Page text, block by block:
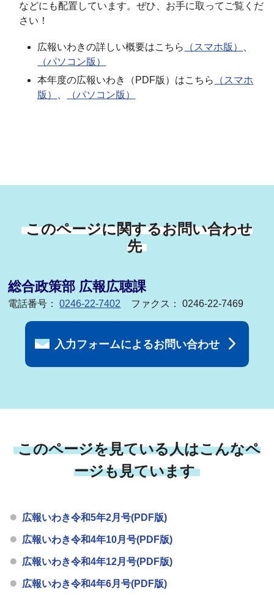
などにも配置しています。ぜひ、お手に取ってご覧くだ
さい！
広報いわきの詳しい概要はこちら （スマホ版）
（パソコン版）
本年度の広報いわき（PDF版）はこちら
（スマホ
版）
（パソコン版）
このページに関するお問い合わせ
先
総合政策部 広報広聴課
電話番号：0246-22-7402 ファクス： 0246-22-7469
入力フォームによるお問い合わせ
このページを見ている人はこんなペ
ージも見ています
広報いわき令和5年2月号(PDF版)
広報いわき令和4年10月号(PDF版)
広報いわき令和4年12月号(PDF版)
広報いわき令和4年6月号(PDF版)